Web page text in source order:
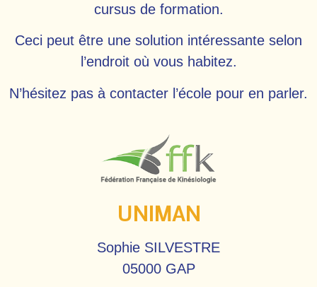
cursus de formation.
Ceci peut être une solution intéressante selon
l’endroit où vous habitez.
N’hésitez pas à contacter l’école pour en parler.
UNIMAN
Sophie SILVESTRE
05000 GAP